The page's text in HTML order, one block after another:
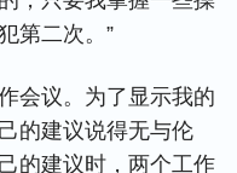
第二次。”
会议。为了显示我的
的建议说得无与伦
的建议时，两个工作